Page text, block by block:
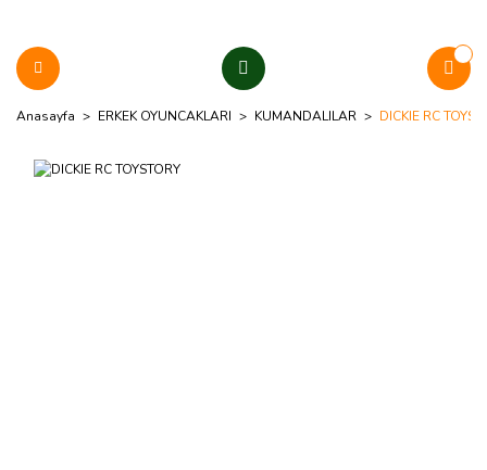
Anasayfa ERKEK OYUNCAKLARI KUMANDALILAR DICKIE RC